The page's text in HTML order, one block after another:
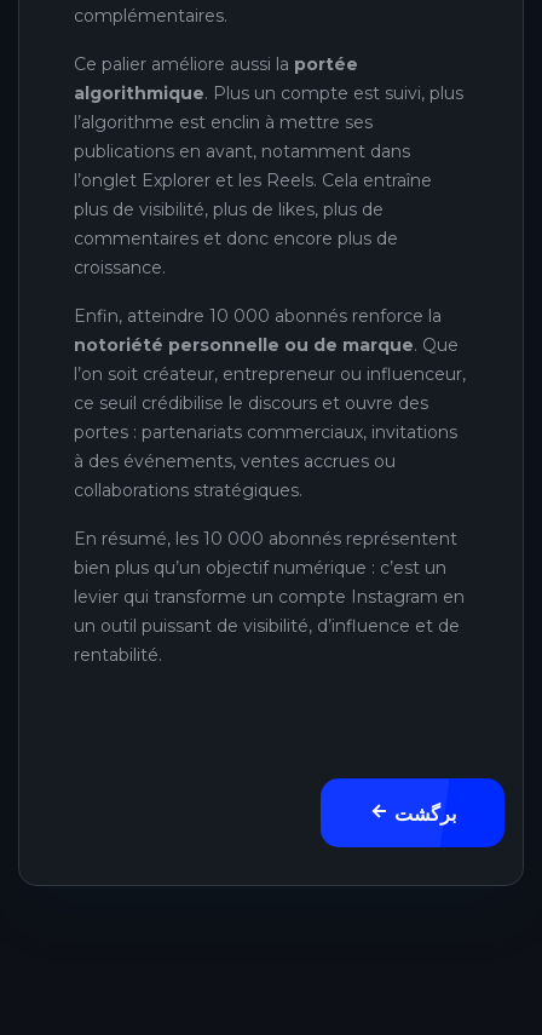
complémentaires.
Ce palier améliore aussi la portée
algorithmique. Plus un compte est suivi, plus
l’algorithme est enclin à mettre ses
publications en avant, notamment dans
l’onglet Explorer et les Reels. Cela entraîne
plus de visibilité, plus de likes, plus de
commentaires et donc encore plus de
croissance.
Enfin, atteindre 10 000 abonnés renforce la
notoriété personnelle ou de marque. Que
l’on soit créateur, entrepreneur ou influenceur,
ce seuil crédibilise le discours et ouvre des
portes : partenariats commerciaux, invitations
à des événements, ventes accrues ou
collaborations stratégiques.
En résumé, les 10 000 abonnés représentent
bien plus qu’un objectif numérique : c’est un
levier qui transforme un compte Instagram en
un outil puissant de visibilité, d’influence et de
rentabilité.
برگشت